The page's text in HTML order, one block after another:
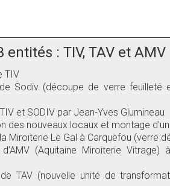
entités : TIV, TAV et AMV
TIV
Sodiv (découpe de verre
et SODIV par Jean-Yves Glumineau
des nouveaux locaux et montage
Miroiterie Le Gal à Carquefou (verre
(Aquitaine Miroiterie
TAV (nouvelle unité de